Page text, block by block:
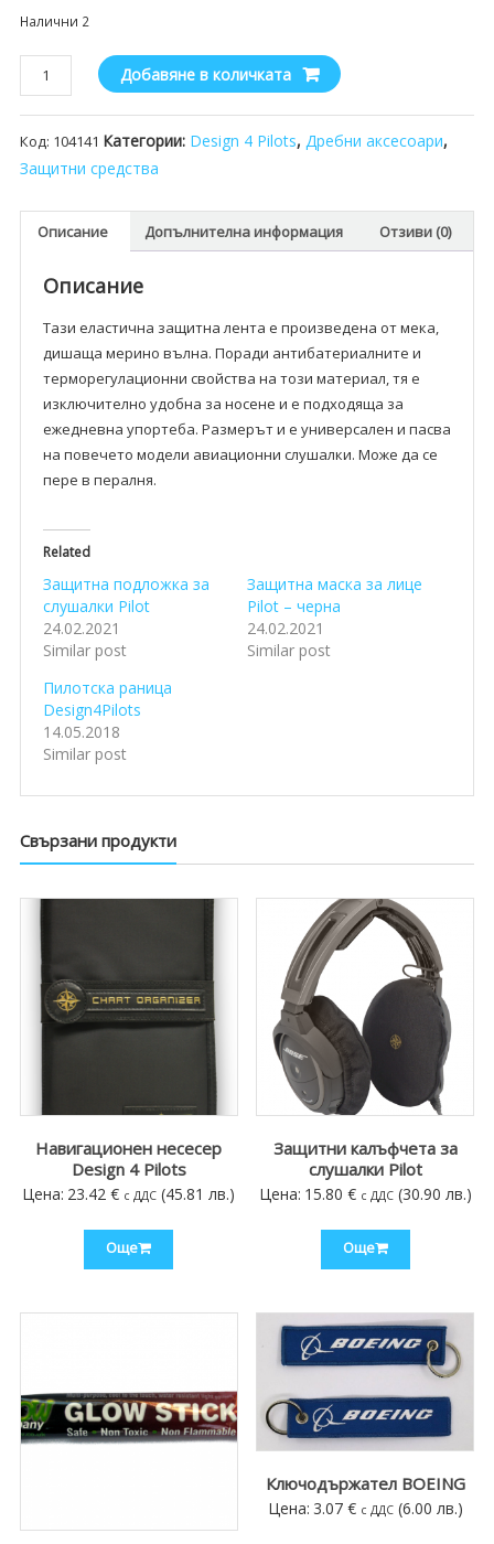
Налични 2
количество
за
Защитна
лента
за
Добавяне в количката
Код: 104141 Категории: Design 4 Pilots, Дребни аксесоари,
Защитни средства
Описание Допълнителна информация Отзиви (0)
Описание
Тази еластична защитна лента е произведена от мека,
дишаща мерино вълна. Поради антибатериалните и
терморегулационни свойства на този материал, тя е
изключително удобна за носене и е подходяща за
ежедневна упортеба. Размерът и е универсален и пасва
на повечето модели авиационни слушалки. Може да се
пере в пералня.
Related
Защитна подложка за
слушалки Pilot
24.02.2021
Similar post
Защитна маска за лице
Pilot – черна
24.02.2021
Similar post
Пилотска раница
Design4Pilots
14.05.2018
Similar post
Свързани продукти
Навигационен несесер
Design 4 Pilots
Цена: 23.42€ с ДДС (45.81 лв.)
Още
Защитни калъфчета за
слушалки Pilot
Цена: 15.80 € с ДДС (30.90 лв.)
Още
Ключодържател BOEING
Цена: 3.07 € с ДДС (6.00 лв.)